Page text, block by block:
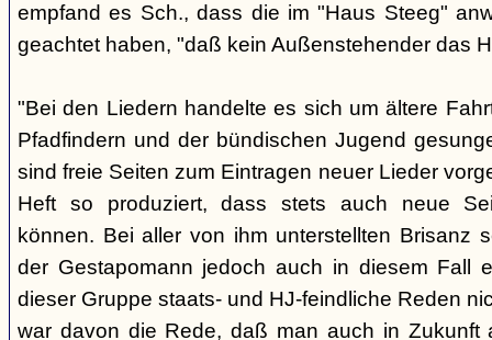
empfand es Sch., dass die im "Haus Steeg"
geachtet haben, "daß kein Außenstehender das
"Bei den Liedern handelte es sich um ältere
Pfadfindern und der bündischen Jugend
sind freie Seiten zum Eintragen neuer Lieder
Heft so produziert, dass stets auch neue
können. Bei aller von ihm unterstellten Brisanz
der Gestapomann jedoch auch in diesem Fall
dieser Gruppe staats- und HJ-feindliche Reden
war davon die Rede, daß man auch in Zukunft